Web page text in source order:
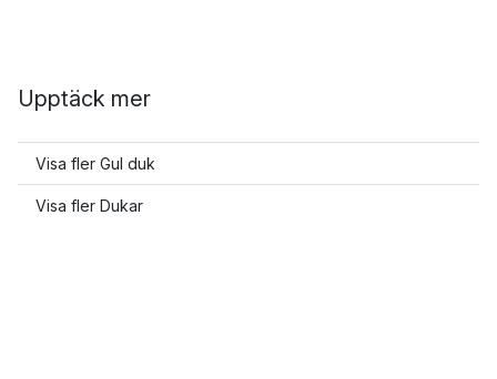
Upptäck mer
Visa fler Gul duk
Visa fler Dukar